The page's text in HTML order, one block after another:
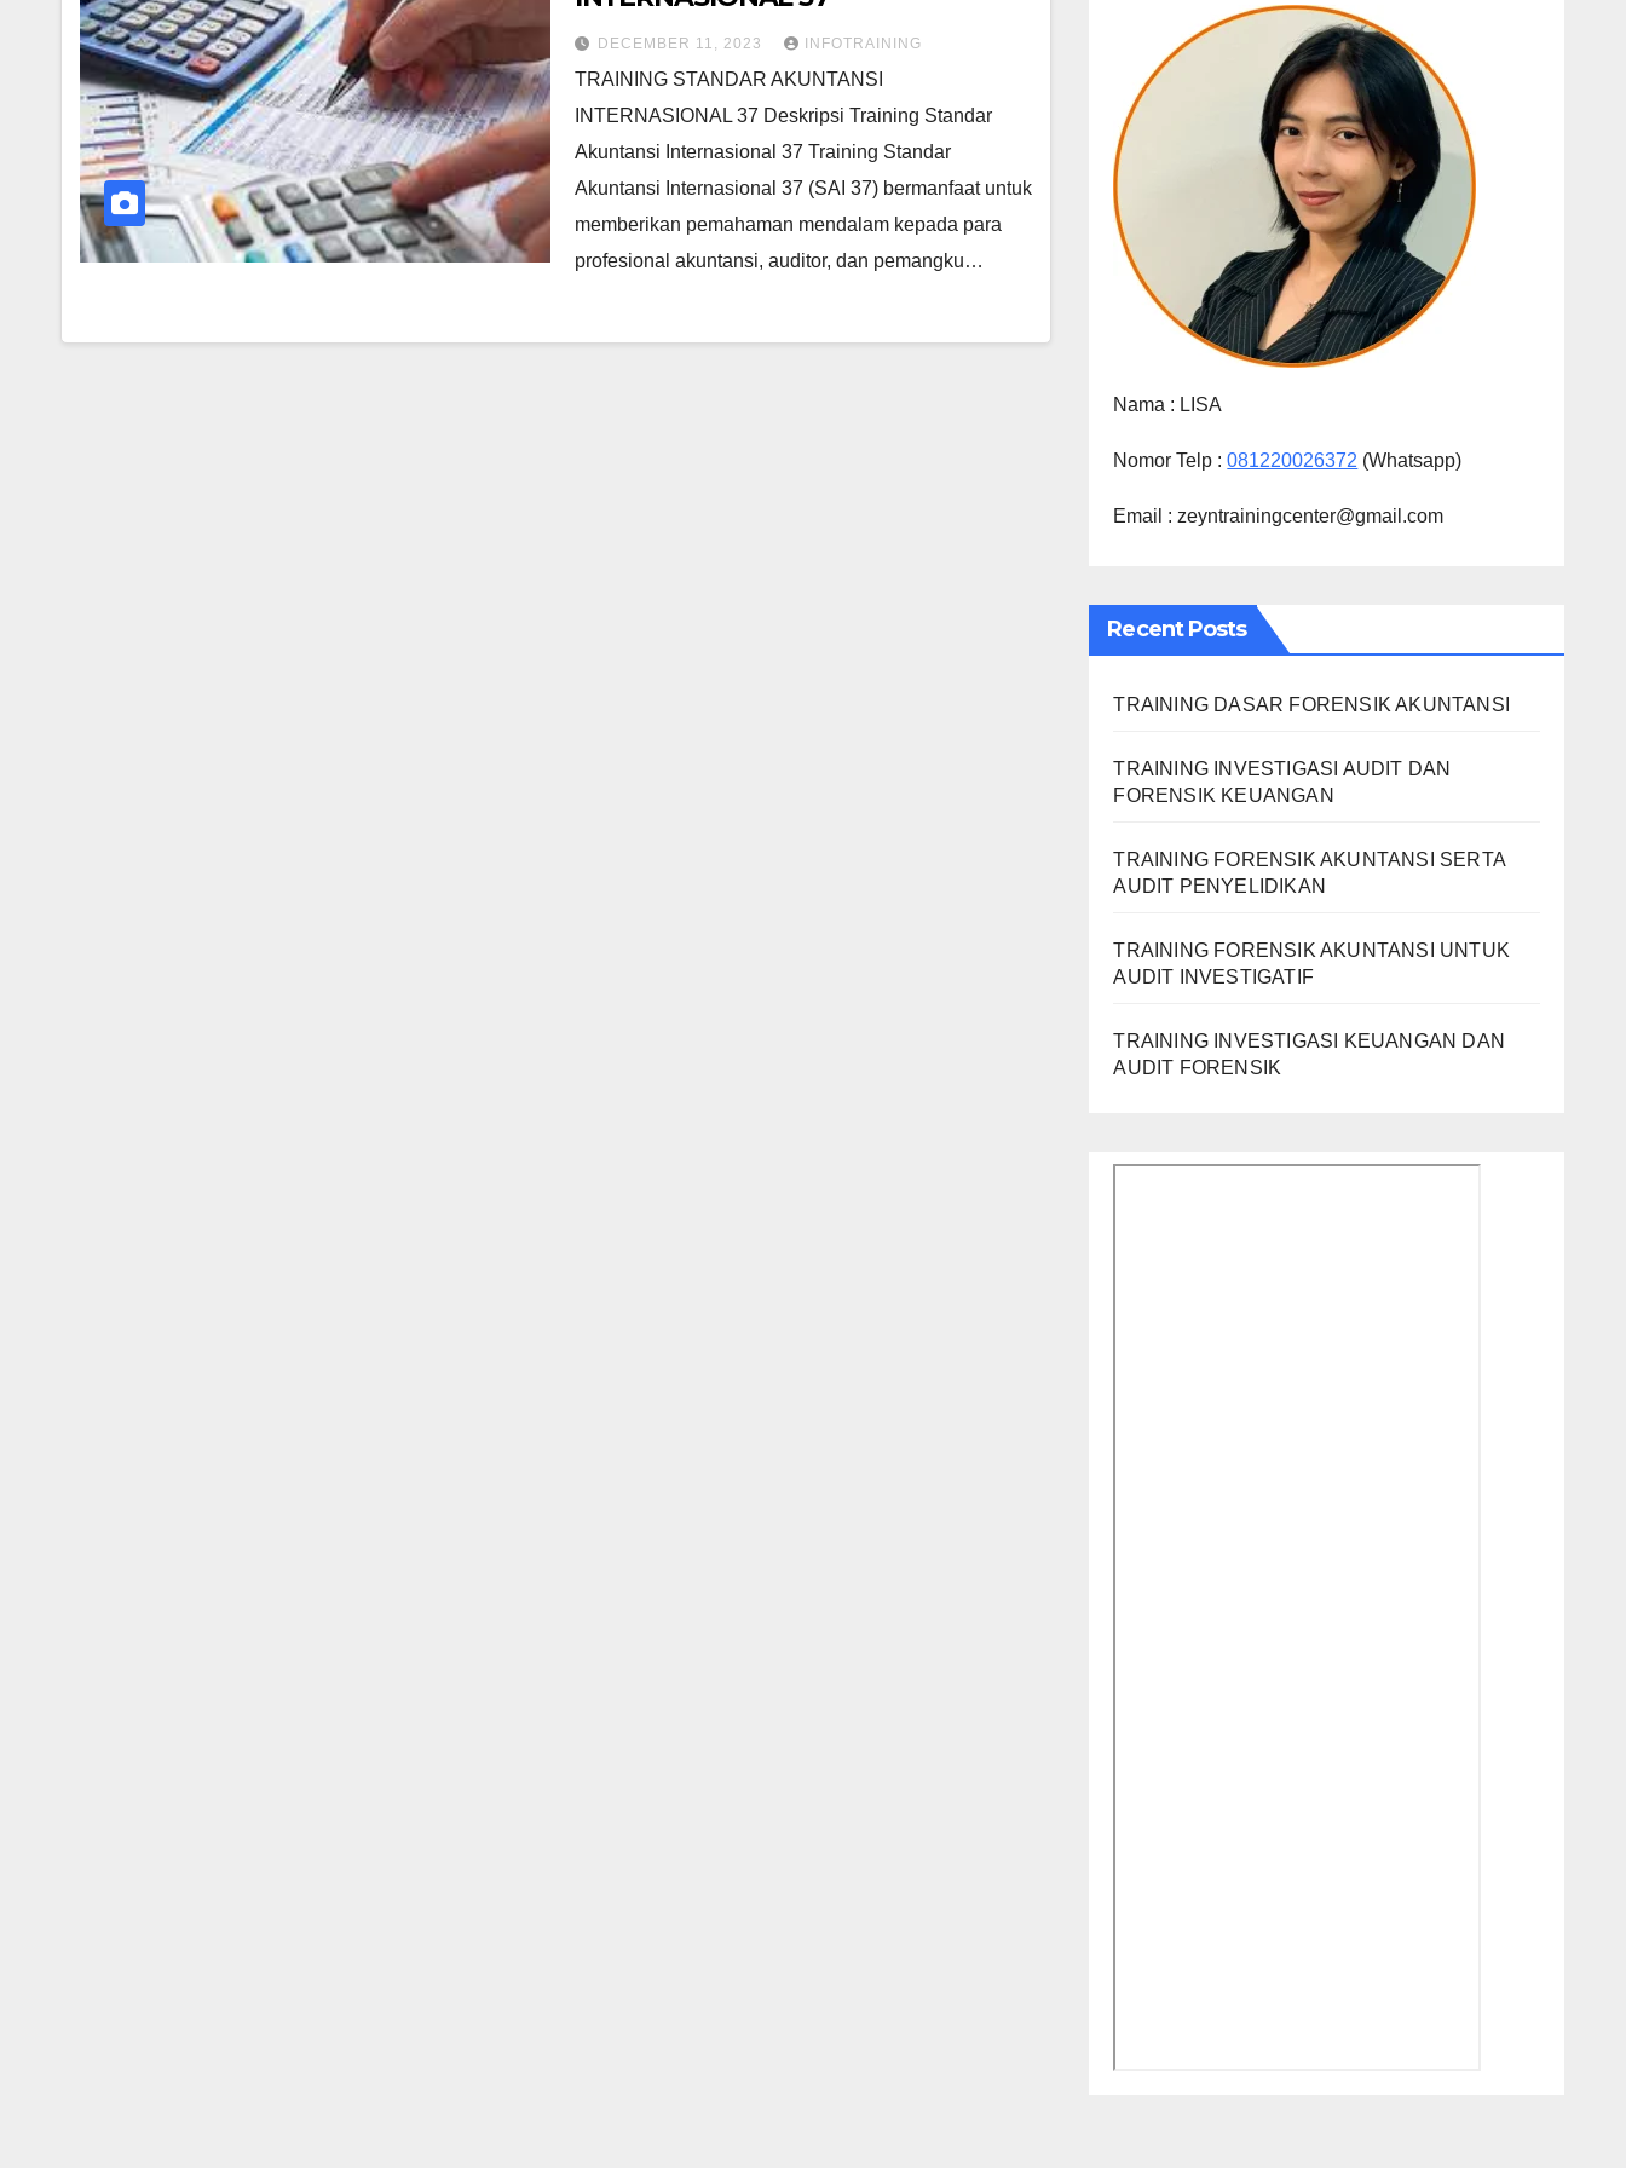
DECEMBER 11, 2023 INFOTRAINING
TRAINING STANDAR AKUNTANSI
INTERNASIONAL 37 Deskripsi Training Standar
Akuntansi Internasional 37 Training Standar
Akuntansi Internasional 37 (SAI 37) bermanfaat untuk
memberikan pemahaman mendalam kepada para
profesional akuntansi, auditor, dan pemangku…
Nama : LISA
Nomor Telp :081220026372 (Whatsapp)
Email : zeyntrainingcenter@gmail.com
Recent Posts
TRAINING DASAR FORENSIK AKUNTANSI
TRAINING INVESTIGASI AUDIT DAN
FORENSIK KEUANGAN
TRAINING FORENSIK AKUNTANSI SERTA
AUDIT PENYELIDIKAN
TRAINING FORENSIK AKUNTANSI UNTUK
AUDIT INVESTIGATIF
TRAINING INVESTIGASI KEUANGAN DAN
AUDIT FORENSIK